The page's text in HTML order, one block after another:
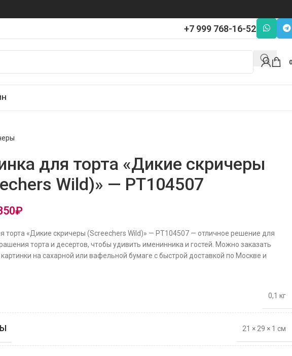
+7 999 768-16-52
0
для торта «Дикие скричеры
Wild)» — PT104507
₽
торта «Дикие скричеры (Screechers Wild)» — PT104507 — отличное решение для
торта и десертов, чтобы удивить именинника и гостей. Можно заказать
на сахарной или вафельной бумаге с быстрой доставкой по Москве и
0,1 кг
21 × 29 × 1 см